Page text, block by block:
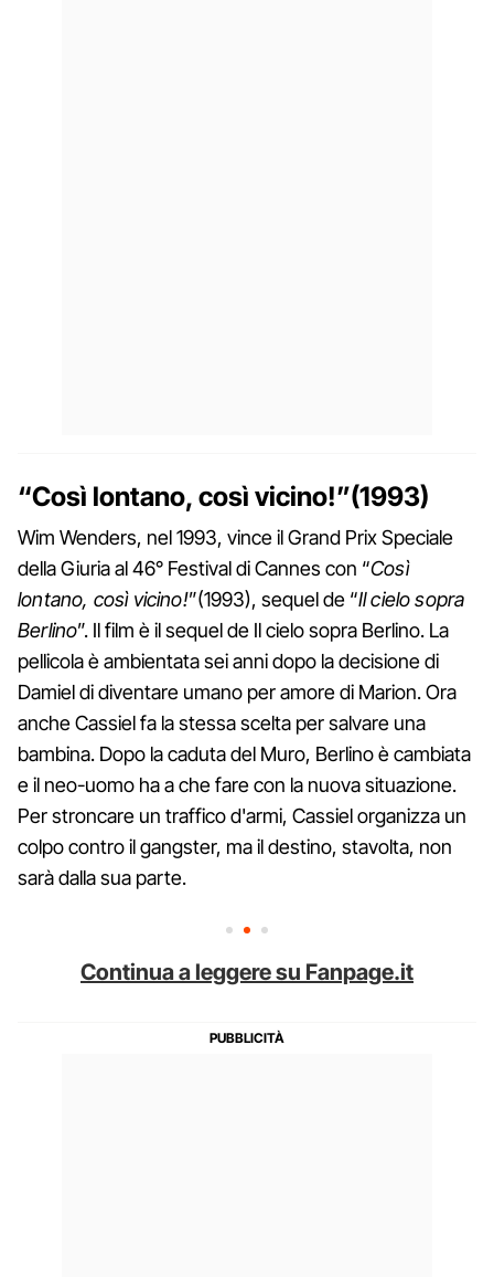
“Così lontano, così vicino!”(1993)
Wim Wenders, nel 1993, vince il Grand Prix Speciale
della Giuria al 46° Festival di Cannes con “Così
lontano, così vicino!”(1993), sequel de “Il cielo sopra
Berlino”. Il film è il sequel de Il cielo sopra Berlino. La
pellicola è ambientata sei anni dopo la decisione di
Damiel di diventare umano per amore di Marion. Ora
anche Cassiel fa la stessa scelta per salvare una
bambina. Dopo la caduta del Muro, Berlino è cambiata
e il neo-uomo ha a che fare con la nuova situazione.
Per stroncare un traffico d'armi, Cassiel organizza un
colpo contro il gangster, ma il destino, stavolta, non
sarà dalla sua parte.
Continua a leggere su Fanpage.it